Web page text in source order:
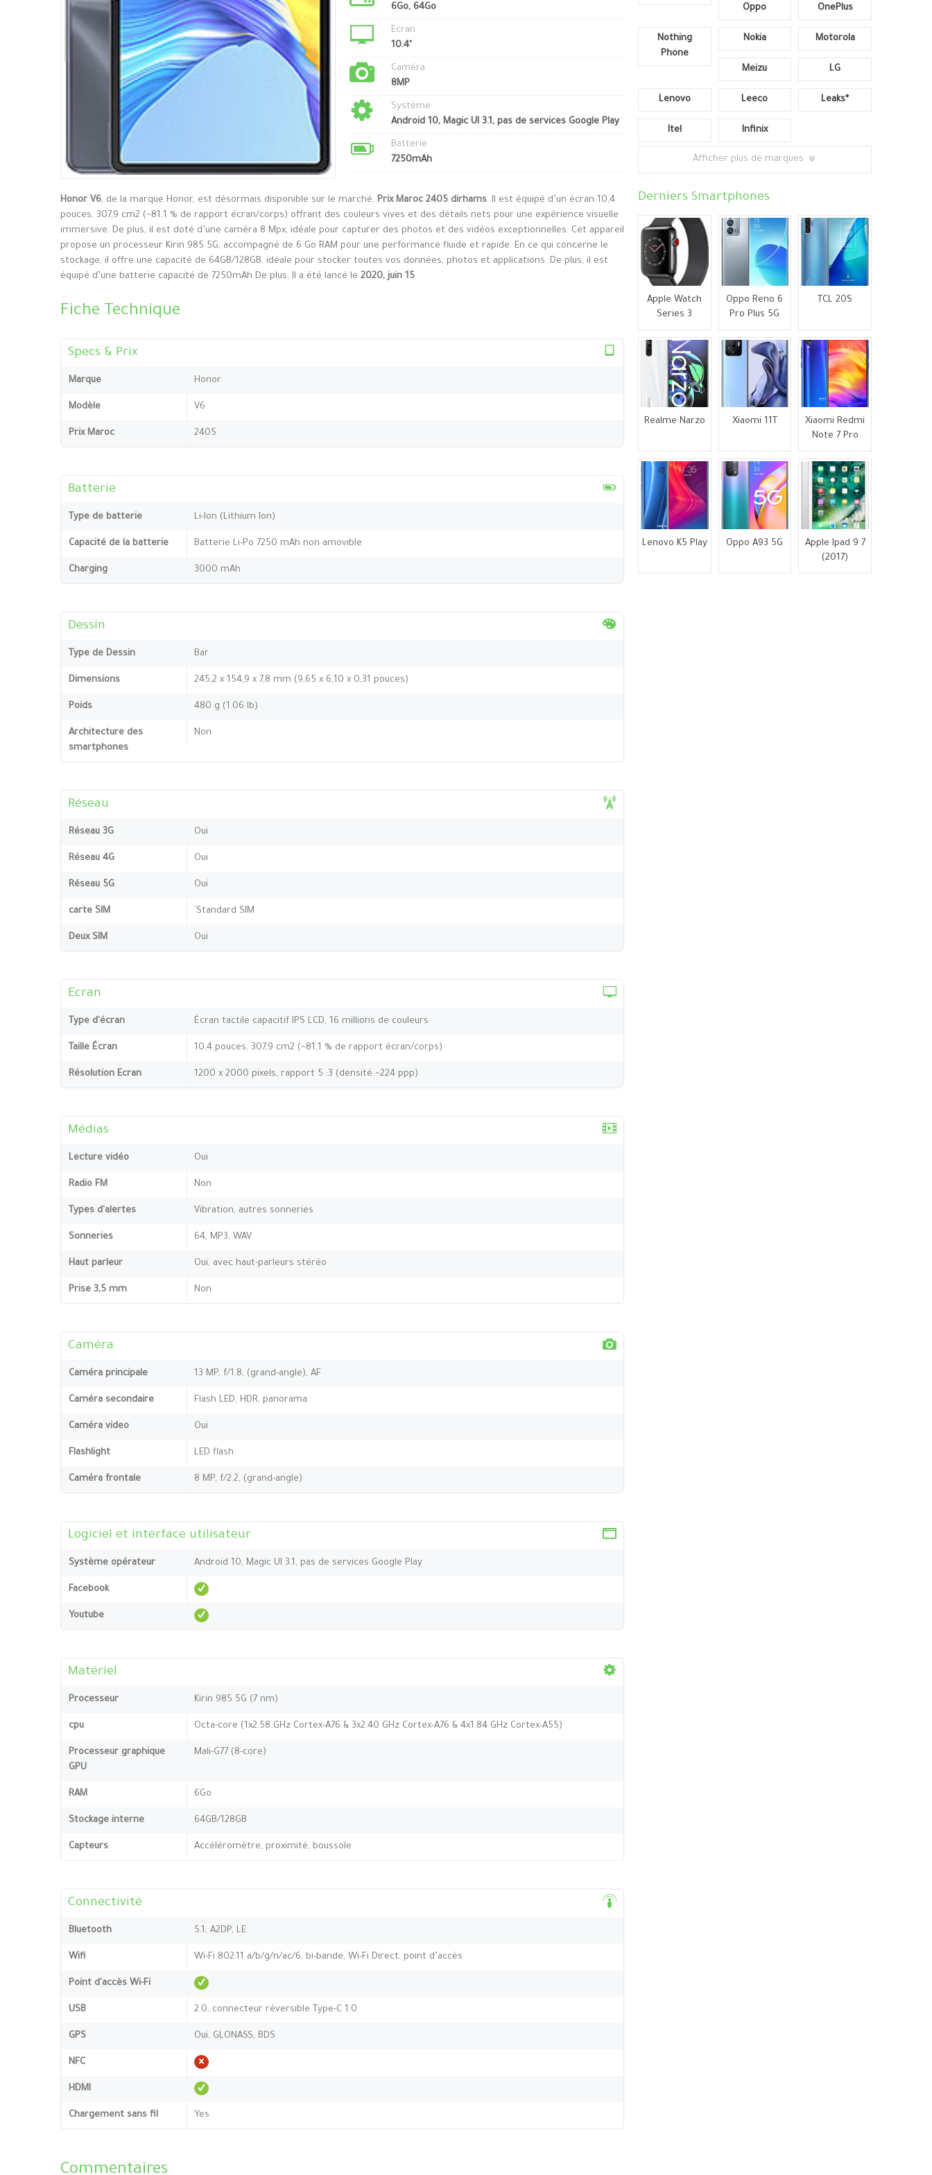
6Go, 64Go
Ecran
10.4"
Caméra
8MP
Système
Android 10, Magic UI 3.1, pas de services Google Play
Batterie
7250mAh
Honor V6, de la marque Honor, est désormais disponible sur le marché, Prix Maroc 2405 dirhams. Il est équipé d’un écran 10,4
pouces, 307,9 cm2 (~81,1 % de rapport écran/corps) offrant des couleurs vives et des détails nets pour une expérience visuelle
immersive. De plus, il est doté d’une caméra 8 Mpx, idéale pour capturer des photos et des vidéos exceptionnelles. Cet appareil
propose un processeur Kirin 985 5G, accompagné de 6 Go RAM pour une performance fluide et rapide. En ce qui concerne le
stockage, il offre une capacité de 64GB/128GB, idéale pour stocker toutes vos données, photos et applications. De plus, il est
équipé d’une batterie capacité de 7250mAh De plus, Il a été lancé le 2020, juin 15
Fiche Technique
Specs & Prix
Marque Honor
Modèle V6
Prix Maroc 2405
Batterie
Type de batterie Li-Ion (Lithium Ion)
Capacité de la batterie Batterie Li-Po 7250 mAh non amovible
Charging 3000 mAh
Dessin
Type de Dessin Bar
Dimensions 245,2 x 154,9 x 7,8 mm (9,65 x 6,10 x 0,31 pouces)
Poids 480 g (1.06 lb)
Architecture des
smartphones
Non
Réseau
Réseau 3G Oui
Réseau 4G Oui
Réseau 5G Oui
carte SIM `Standard SIM
Deux SIM Oui
Ecran
Type d'écran Écran tactile capacitif IPS LCD, 16 millions de couleurs
Taille Écran 10,4 pouces, 307,9 cm2 (~81,1 % de rapport écran/corps)
Résolution Ecran 1200 x 2000 pixels, rapport 5 :3 (densité ~224 ppp)
Médias
Lecture vidéo Oui
Radio FM Non
Types d'alertes Vibration, autres sonneries
Sonneries 64, MP3, WAV
Haut parleur Oui, avec haut-parleurs stéréo
Prise 3,5 mm Non
Caméra
Caméra principale 13 MP, f/1.8, (grand-angle), AF
Caméra secondaire Flash LED, HDR, panorama
Caméra video Oui
Flashlight LED flash
Caméra frontale 8 MP, f/2.2, (grand-angle)
Logiciel et interface utilisateur
Système opérateur Android 10, Magic UI 3.1, pas de services Google Play
Facebook
Youtube
Matériel
Processeur Kirin 985 5G (7 nm)
cpu Octa-core (1x2.58 GHz Cortex-A76 & 3x2.40 GHz Cortex-A76 & 4x1.84 GHz Cortex-A55)
Processeur graphique
GPU
Mali-G77 (8-core)
RAM 6Go
Stockage interne 64GB/128GB
Capteurs Accéléromètre, proximité, boussole
Connectivité
Bluetooth 5.1, A2DP, LE
Wifi Wi-Fi 802.11 a/b/g/n/ac/6, bi-bande, Wi-Fi Direct, point d’accès
Point d'accès Wi-Fi
USB 2.0, connecteur réversible Type-C 1.0
GPS Oui, GLONASS, BDS
NFC
HDMI
Chargement sans fil Yes
Commentaires
Oppo OnePlus
Nothing
Phone
Nokia Motorola
Meizu LG
Lenovo Leeco Leaks*
Itel Infinix
Afficher plus de marques
Derniers Smartphones
Apple Watch
Series 3
Oppo Reno 6
Pro Plus 5G
TCL 20S
Realme Narzo Xiaomi 11T
Xiaomi Redmi
Note 7 Pro
Lenovo K5 Play Oppo A93 5G
Apple Ipad 9 7
(2017)